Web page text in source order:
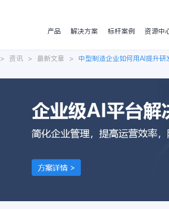
产品
解决方案 标杆案例 资源中
> 资讯 > 最新文章 > 中型制造企业如何用AI提升研